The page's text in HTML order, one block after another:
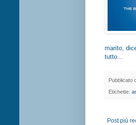
marito,
tutto...
Pubblicato
Etichette:
Post più